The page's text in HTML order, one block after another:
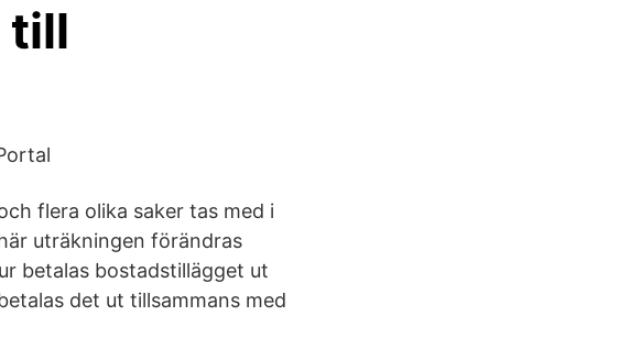
till
flera olika saker tas med i
uträkningen förändras
betalas bostadstillägget ut
det ut tillsammans med